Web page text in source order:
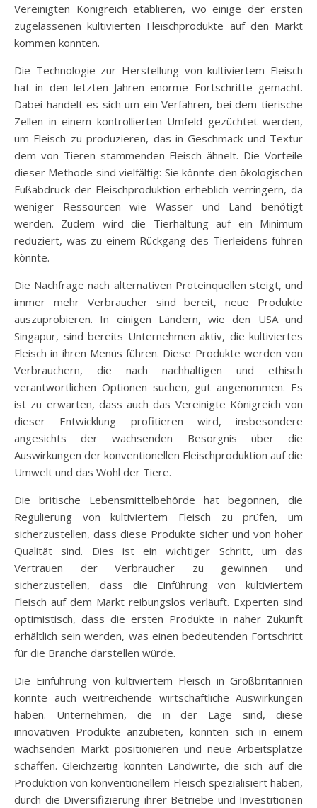
Vereinigten Königreich etablieren, wo einige der ersten
zugelassenen kultivierten Fleischprodukte auf den Markt
kommen könnten.
Die Technologie zur Herstellung von kultiviertem Fleisch
hat in den letzten Jahren enorme Fortschritte gemacht.
Dabei handelt es sich um ein Verfahren, bei dem tierische
Zellen in einem kontrollierten Umfeld gezüchtet werden,
um Fleisch zu produzieren, das in Geschmack und Textur
dem von Tieren stammenden Fleisch ähnelt. Die Vorteile
dieser Methode sind vielfältig: Sie könnte den ökologischen
Fußabdruck der Fleischproduktion erheblich verringern, da
weniger Ressourcen wie Wasser und Land benötigt
werden. Zudem wird die Tierhaltung auf ein Minimum
reduziert, was zu einem Rückgang des Tierleidens führen
könnte.
Die Nachfrage nach alternativen Proteinquellen steigt, und
immer mehr Verbraucher sind bereit, neue Produkte
auszuprobieren. In einigen Ländern, wie den USA und
Singapur, sind bereits Unternehmen aktiv, die kultiviertes
Fleisch in ihren Menüs führen. Diese Produkte werden von
Verbrauchern, die nach nachhaltigen und ethisch
verantwortlichen Optionen suchen, gut angenommen. Es
ist zu erwarten, dass auch das Vereinigte Königreich von
dieser Entwicklung profitieren wird, insbesondere
angesichts der wachsenden Besorgnis über die
Auswirkungen der konventionellen Fleischproduktion auf die
Umwelt und das Wohl der Tiere.
Die britische Lebensmittelbehörde hat begonnen, die
Regulierung von kultiviertem Fleisch zu prüfen, um
sicherzustellen, dass diese Produkte sicher und von hoher
Qualität sind. Dies ist ein wichtiger Schritt, um das
Vertrauen der Verbraucher zu gewinnen und
sicherzustellen, dass die Einführung von kultiviertem
Fleisch auf dem Markt reibungslos verläuft. Experten sind
optimistisch, dass die ersten Produkte in naher Zukunft
erhältlich sein werden, was einen bedeutenden Fortschritt
für die Branche darstellen würde.
Die Einführung von kultiviertem Fleisch in Großbritannien
könnte auch weitreichende wirtschaftliche Auswirkungen
haben. Unternehmen, die in der Lage sind, diese
innovativen Produkte anzubieten, könnten sich in einem
wachsenden Markt positionieren und neue Arbeitsplätze
schaffen. Gleichzeitig könnten Landwirte, die sich auf die
Produktion von konventionellem Fleisch spezialisiert haben,
durch die Diversifizierung ihrer Betriebe und Investitionen